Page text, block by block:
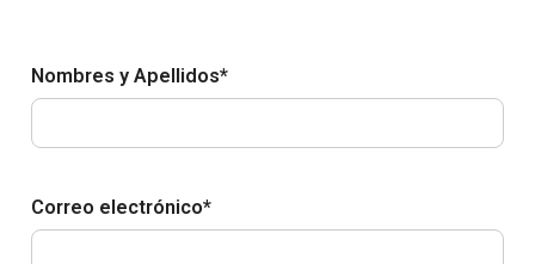
Nombres y Apellidos*
Correo electrónico*